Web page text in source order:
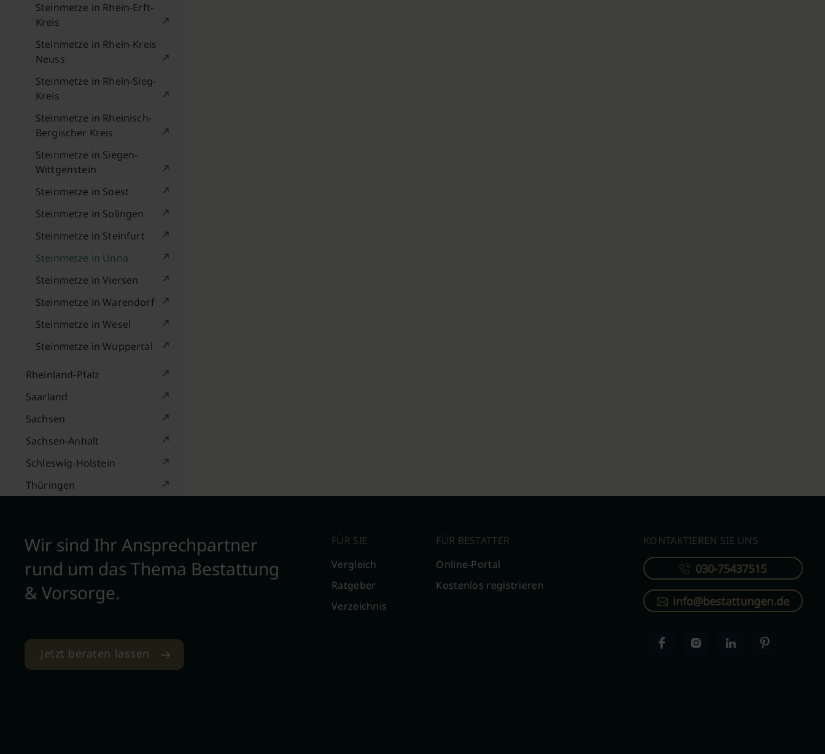
Steinmetze in Rhein-Erft-
Kreis
Steinmetze in Rhein-Kreis
Neuss
Steinmetze in Rhein-Sieg-
Kreis
Steinmetze in Rheinisch-
Bergischer Kreis
Steinmetze in Siegen-
Wittgenstein
Steinmetze in Soest
Steinmetze in Solingen
Steinmetze in Steinfurt
Steinmetze in Unna
Steinmetze in Viersen
Steinmetze in Warendorf
Steinmetze in Wesel
Steinmetze in Wuppertal
Rheinland-Pfalz
Saarland
Sachsen
Sachsen-Anhalt
Schleswig-Holstein
Thüringen
Wir sind Ihr Ansprechpartner
rund um das Thema Bestattung
& Vorsorge.
Jetzt beraten lassen
FÜR SIE
Vergleich
Ratgeber
Verzeichnis
FÜR BESTATTER
Online-Portal
Kostenlos registrieren
KONTAKTIEREN SIE UNS
030-75437515
info@bestattungen.de